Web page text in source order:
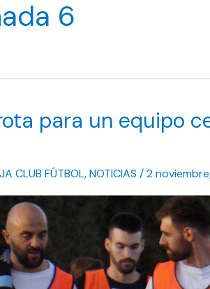
6
para un equipo
CLUB FÚTBOL,NOTICIAS /2